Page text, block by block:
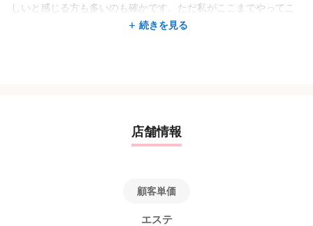
しいと感じる方も多いのも確かです。ただ私がここまでやってこ
られたのはお客様からの「ありがとう」や喜んでいただけること
続きを見る
店舗情報
顧客単価
エステ